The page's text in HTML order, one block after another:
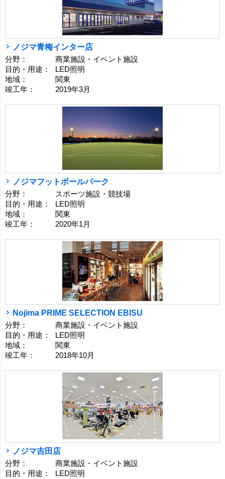
ノジマ青梅インター店
分野：
商業施設・イベント施設
目的・用途：
LED照明
地域：
関東
竣工年：
2019年3月
ノジマフットボールパーク
分野：
スポーツ施設・競技場
目的・用途：
LED照明
地域：
関東
竣工年：
2020年1月
Nojima PRIME SELECTION EBISU
分野：
商業施設・イベント施設
目的・用途：
LED照明
地域：
関東
竣工年：
2018年10月
ノジマ吉田店
分野：
商業施設・イベント施設
目的・用途：
LED照明